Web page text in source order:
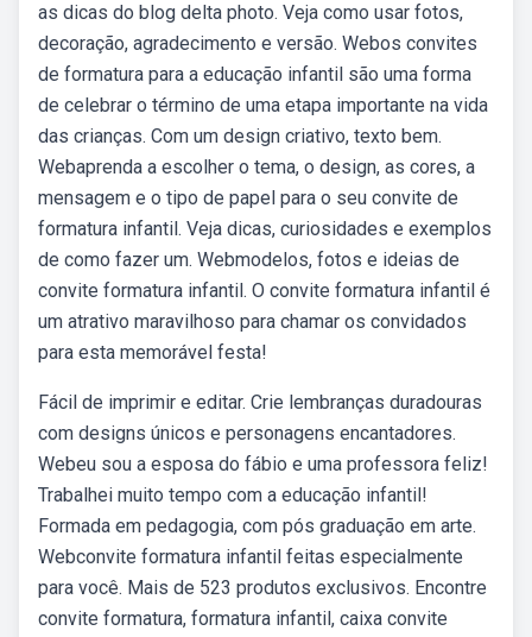
as dicas do blog delta photo. Veja como usar fotos,
decoração, agradecimento e versão. Webos convites
de formatura para a educação infantil são uma forma
de celebrar o término de uma etapa importante na vida
das crianças. Com um design criativo, texto bem.
Webaprenda a escolher o tema, o design, as cores, a
mensagem e o tipo de papel para o seu convite de
formatura infantil. Veja dicas, curiosidades e exemplos
de como fazer um. Webmodelos, fotos e ideias de
convite formatura infantil. O convite formatura infantil é
um atrativo maravilhoso para chamar os convidados
para esta memorável festa!
Fácil de imprimir e editar. Crie lembranças duradouras
com designs únicos e personagens encantadores.
Webeu sou a esposa do fábio e uma professora feliz!
Trabalhei muito tempo com a educação infantil!
Formada em pedagogia, com pós graduação em arte.
Webconvite formatura infantil feitas especialmente
para você. Mais de 523 produtos exclusivos. Encontre
convite formatura, formatura infantil, caixa convite